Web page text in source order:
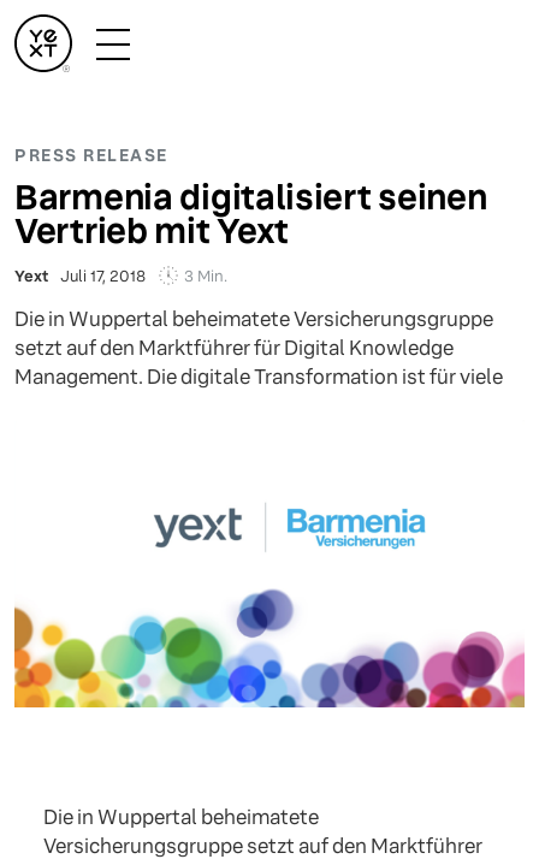
PRESS RELEASE
Barmenia digitalisiert seinen
Vertrieb mit Yext
Yext Juli 17, 2018 3 Min.
Die in Wuppertal beheimatete Versicherungsgruppe
setzt auf den Marktführer für Digital Knowledge
Management. Die digitale Transformation ist für viele
Die in Wuppertal beheimatete
Versicherungsgruppe setzt auf den Marktführer